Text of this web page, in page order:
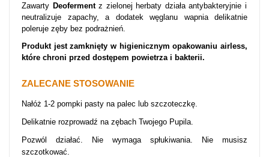
Zawarty Deofermentz zielonej herbaty działa antybakteryjnie i
neutralizuje zapachy, a dodatek węglanu wapnia delikatnie
poleruje zęby bez podrażnień.
Produkt jest zamknięty w higienicznym opakowaniu airless,
które chroni przed dostępem powietrza i bakterii.
ZALECANE STOSOWANIE
Nałóż 1-2 pompki pasty na palec lub szczoteczkę.
Delikatnie rozprowadź na zębach Twojego Pupila.
Pozwól działać. Nie wymaga spłukiwania. Nie musisz
szczotkować.